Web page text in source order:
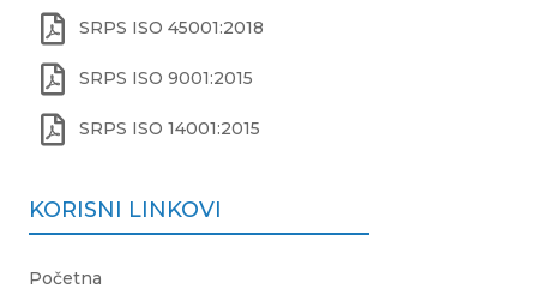
 SRPS ISO 45001:2018
 SRPS ISO 9001:2015
 SRPS ISO 14001:2015
KORISNI LINKOVI
Početna